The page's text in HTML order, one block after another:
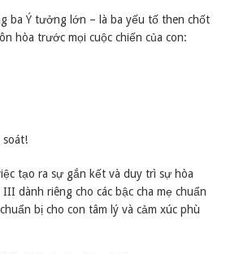
ba Ý tưởng lớn – là ba yếu tố then chốt
hòa trước mọi cuộc chiến của con:
soát!
tạo ra sự gắn kết và duy trì sự hòa
dành riêng cho các bậc cha mẹ chuẩn
bị cho con tâm lý và cảm xúc phù